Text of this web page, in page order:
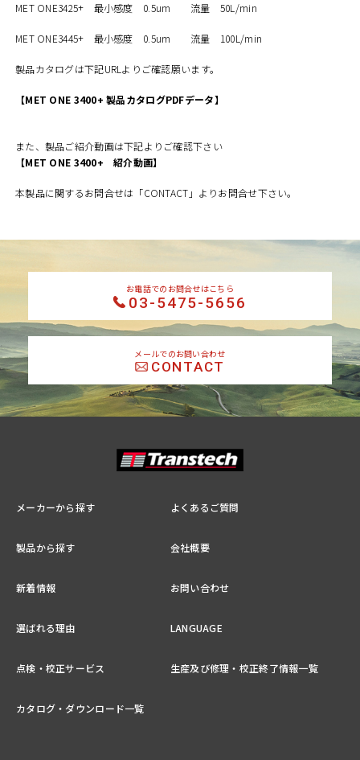
MET ONE3425+ 最小感度 0.5um 流量 50L/min
MET ONE3445+ 最小感度 0.5um 流量 100L/min
製品カタログは下記URLよりご確認願います。
【MET ONE 3400+ 製品カタログPDFデータ】
また、製品ご紹介動画は下記よりご確認下さい
【MET ONE 3400+ 紹介動画】
本製品に関するお問合せは 「CONTACT」 よりお問合せ下さい。
お電話でのお問合せはこちら
03-5475-5656
メールでのお問い合わせ
CONTACT
メーカーから探す
製品から探す
新着情報
選ばれる理由
点検・校正サービス
カタログ・ダウンロード一覧
よくあるご質問
会社概要
お問い合わせ
LANGUAGE
生産及び修理・校正終了情報一覧